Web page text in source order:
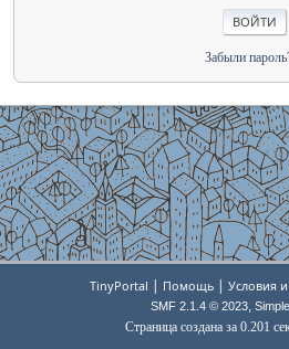
Забыли
TinyPortal | Помощь | Условия
SMF 2.1.4 © 2023,
Страница создана за 0.201